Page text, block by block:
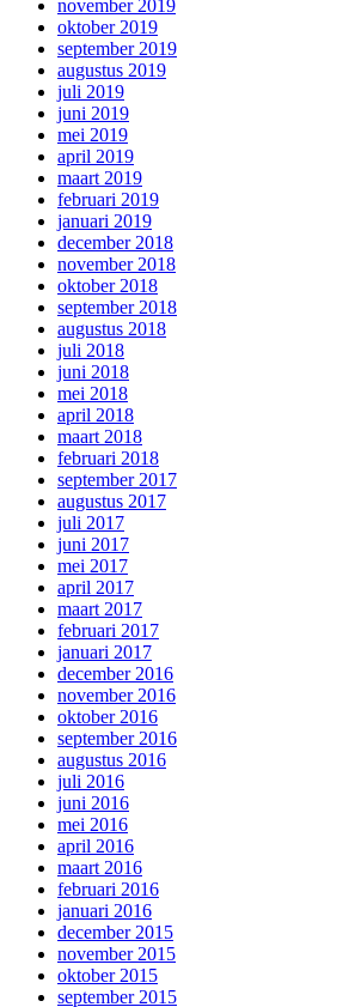
november 2019
oktober 2019
september 2019
augustus 2019
juli 2019
juni 2019
mei 2019
april 2019
maart 2019
februari 2019
januari 2019
december 2018
november 2018
oktober 2018
september 2018
augustus 2018
juli 2018
juni 2018
mei 2018
april 2018
maart 2018
februari 2018
september 2017
augustus 2017
juli 2017
juni 2017
mei 2017
april 2017
maart 2017
februari 2017
januari 2017
december 2016
november 2016
oktober 2016
september 2016
augustus 2016
juli 2016
juni 2016
mei 2016
april 2016
maart 2016
februari 2016
januari 2016
december 2015
november 2015
oktober 2015
september 2015